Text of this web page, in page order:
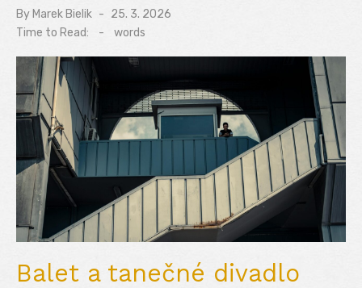
By Marek Bielik
Posted
on
25. 3. 2026
Time to Read:
- words
Balet a tanečné divadlo